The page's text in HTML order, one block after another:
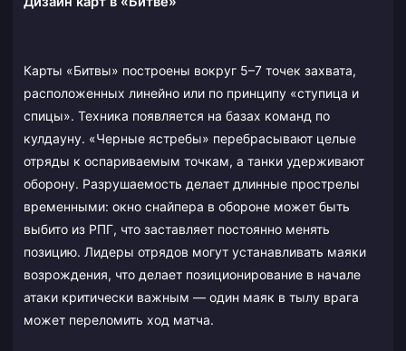
Карты «Битвы» построены вокруг 5–7 точек захвата,
расположенных линейно или по принципу «ступица и
спицы». Техника появляется на базах команд по
кулдауну. «Черные ястребы» перебрасывают целые
отряды к оспариваемым точкам, а танки удерживают
оборону. Разрушаемость делает длинные прострелы
временными: окно снайпера в обороне может быть
выбито из РПГ, что заставляет постоянно менять
позицию. Лидеры отрядов могут устанавливать маяки
возрождения, что делает позиционирование в начале
атаки критически важным — один маяк в тылу врага
может переломить ход матча.